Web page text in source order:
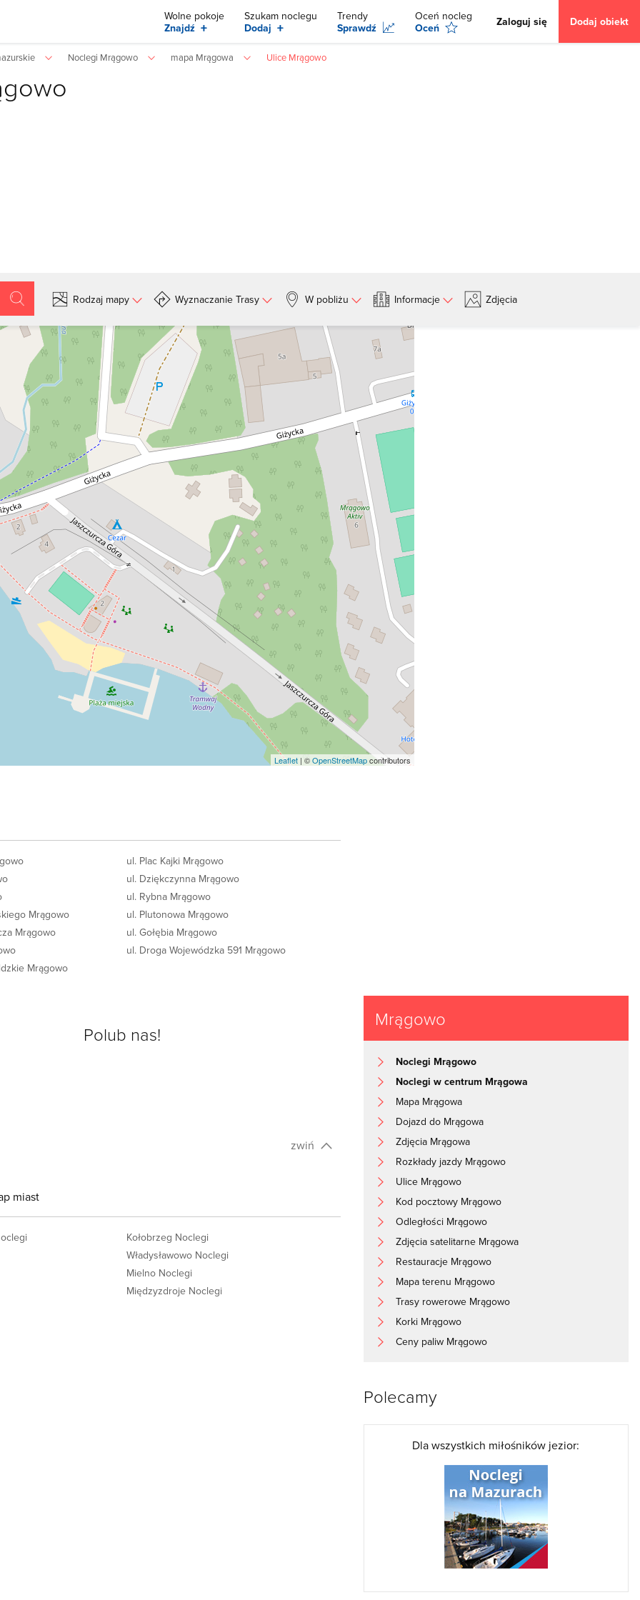
Wolne pokoje
Znajdź +
Szukam noclegu
Dodaj +
Trendy
Sprawdź
Oceń nocleg
Oceń
Zaloguj się Dodaj obiekt
Noclegi Mrągowo mapa Mrągowa Ulice Mrągowo
Szukaj
Rodzaj mapy Wyznaczanie Trasy W pobliżu Informacje Zdjęcia
Leaflet | ©OpenStreetMapcontributors
Mrągowo
Mrągowo
Mrągowo
ul. Plac Kajki Mrągowo
ul. Dziękczynna Mrągowo
ul. Rybna Mrągowo
ul. Plutonowa Mrągowo
ul. Gołębia Mrągowo
ul. Droga Wojewódzka 591 Mrągowo
Polub nas!
zwiń
miast
Kołobrzeg Noclegi
Władysławowo Noclegi
Mielno Noclegi
Międzyzdroje Noclegi
Mrągowo
Noclegi Mrągowo
Noclegi w centrum Mrągowa
Mapa Mrągowa
Dojazd do Mrągowa
Zdjęcia Mrągowa
Rozkłady jazdy Mrągowo
Ulice Mrągowo
Kod pocztowy Mrągowo
Odległości Mrągowo
Zdjęcia satelitarne Mrągowa
Restauracje Mrągowo
Mapa terenu Mrągowo
Trasy rowerowe Mrągowo
Korki Mrągowo
Ceny paliw Mrągowo
Polecamy
Dla wszystkich miłośników jezior: